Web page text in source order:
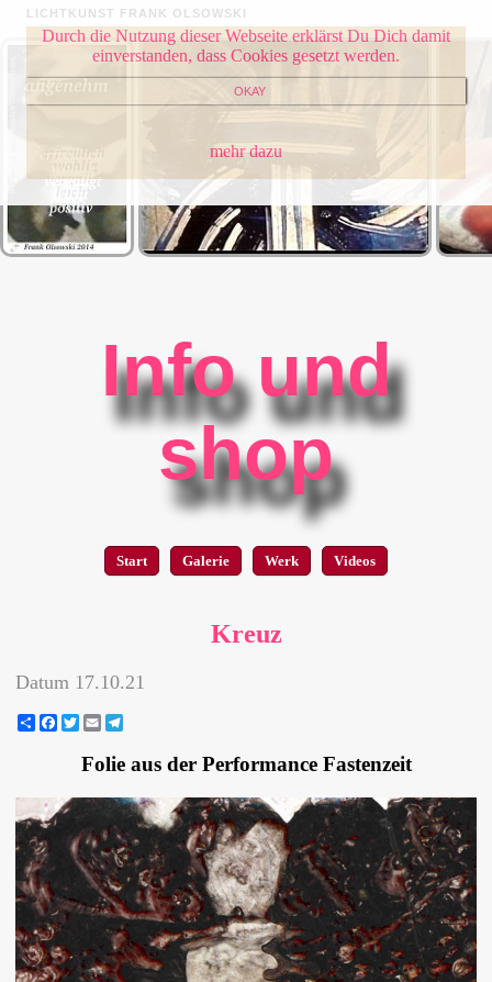
Durch die Nutzung dieser Webseite erklärst Du Dich damit
einverstanden, dass Cookies gesetzt werden.
OKAY
mehr dazu
LICHTKUNST FRANK OLSOWSKI
Info und
shop
Start Galerie Werk Videos
Kreuz
Datum 17.10.21
ShareFacebook
Twitter
Email
Folie aus der Performance Fastenzeit